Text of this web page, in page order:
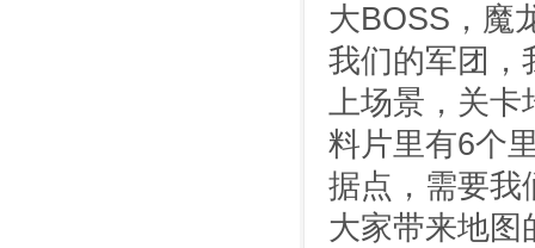
大BOSS，魔
我们的军团，
上场景，关卡
料片里有6个
据点，需要我
大家带来地图